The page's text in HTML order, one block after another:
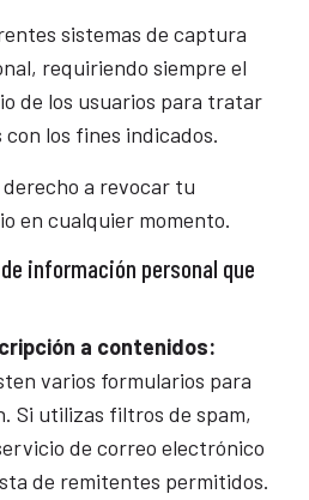
sistemas de captura
requiriendo siempre el
de los usuarios para tratar
los fines indicados.
a revocar tu
en cualquier momento.
información personal que
a contenidos:
varios formularios para
Si utilizas filtros de spam,
de correo electrónico
de remitentes permitidos.